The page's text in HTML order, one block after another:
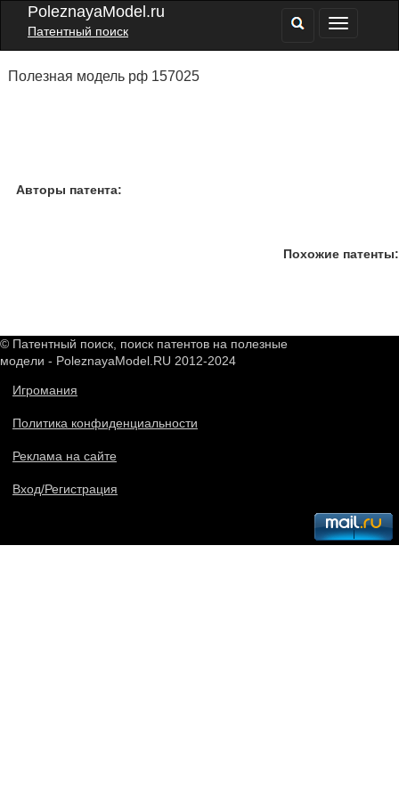
PoleznayaModel.ru
Патентный поиск
Полезная модель рф 157025
Авторы патента:
Похожие патенты:
© Патентный поиск, поиск патентов на полезные
модели - PoleznayaModel.RU 2012-2024
Игромания
Политика конфиденциальности
Реклама на сайте
Вход/Регистрация